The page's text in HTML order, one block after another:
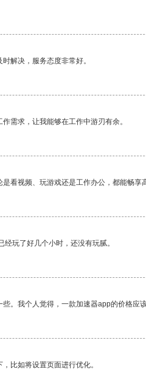
解决，服务态度非常好。
需求，让我能够在工作中游刃有余。
看视频、玩游戏还是工作办公，都能畅享
玩了好几个小时，还没有玩腻。
。我个人觉得，一款加速器app的价格应
比如将设置页面进行优化。